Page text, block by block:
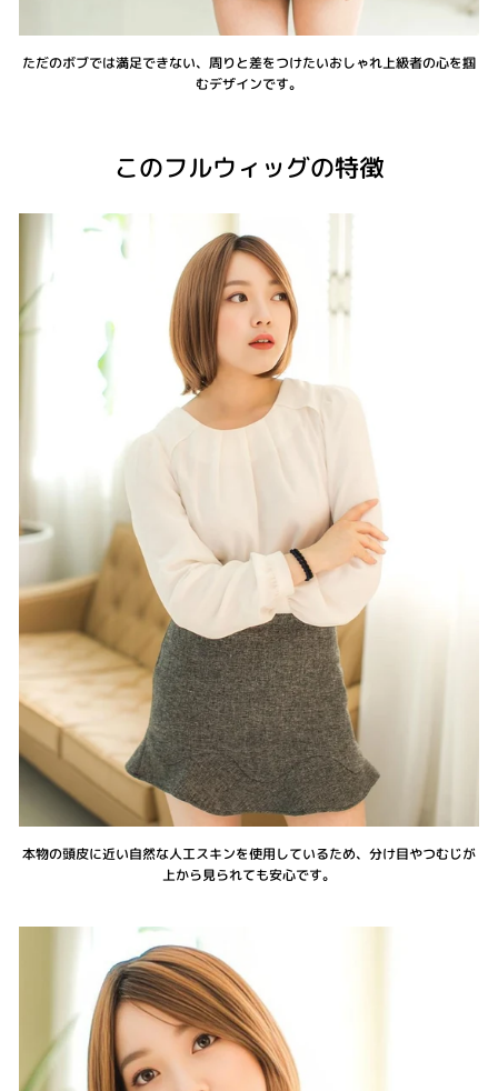
ただのボブでは満足できない、周りと差をつけたいおしゃれ上級者の心を掴
むデザインです。
このフルウィッグの特徴
本物の頭皮に近い自然な人工スキンを使用しているため、分け目やつむじが
上から見られても安心です。